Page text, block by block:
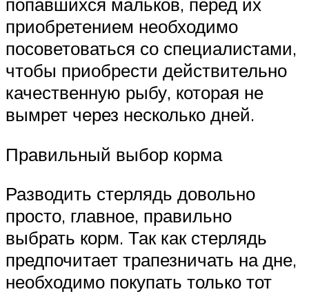
приобретением необходимо
посоветоваться со специалистами,
чтобы приобрести действительно
качественную рыбу, которая не
вымрет через несколько дней.
Правильный выбор корма
Разводить стерлядь довольно
просто, главное, правильно
выбрать корм. Так как стерлядь
предпочитает трапезничать на дне,
необходимо покупать только тот